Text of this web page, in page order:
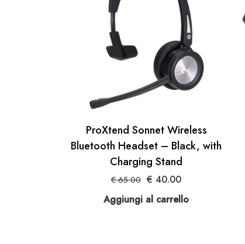
ProXtend Sonnet Wireless
Bluetooth Headset – Black, with
Charging Stand
€65.00 Il
prezzo
originale
€ 40.00Il
prezzo
attuale
Aggiungi al carrello